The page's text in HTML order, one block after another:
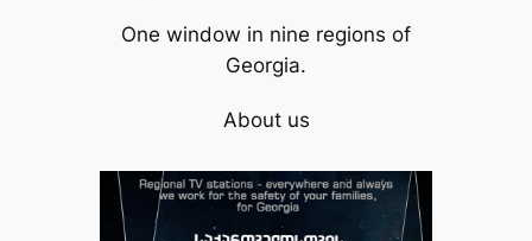
One window in nine regions of
Georgia.
About us